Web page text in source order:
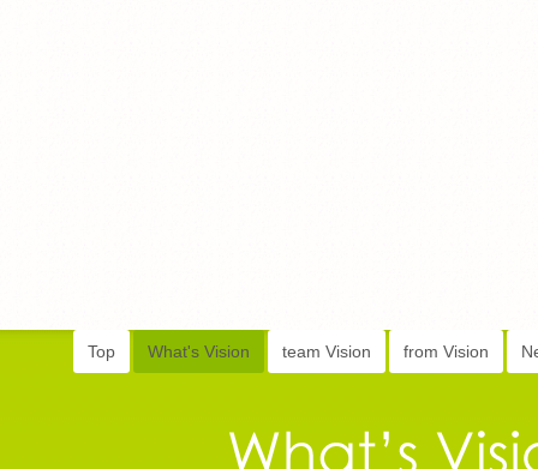
Top What's Vision team Vision from Vision